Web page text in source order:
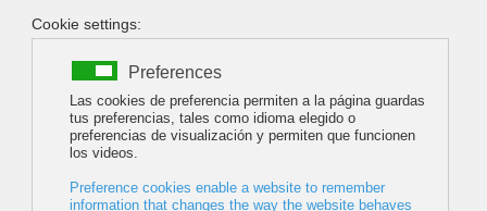
Buscar
Dani Salas